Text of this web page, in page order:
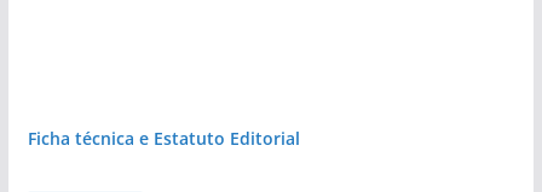
Ficha técnica e Estatuto Editorial